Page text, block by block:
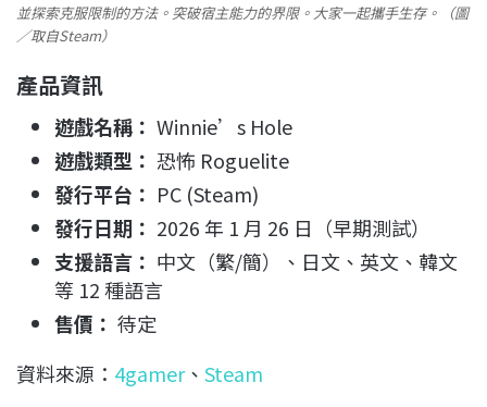
並探索克服限制的方法。突破宿主能力的界限。大家一起攜手生存。（圖
／取自Steam）
產品資訊
遊戲名稱： Winnie’s Hole
遊戲類型： 恐怖 Roguelite
發行平台： PC (Steam)
發行日期： 2026 年 1 月 26 日（早期測試）
支援語言： 中文（繁/簡）、日文、英文、韓文
等 12 種語言
售價： 待定
資料來源： 4gamer、 Steam